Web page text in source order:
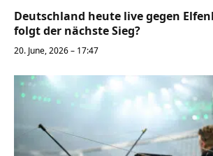
Deutschland heute live gegen
folgt der nächste Sieg?
20. June, 2026 – 17:47